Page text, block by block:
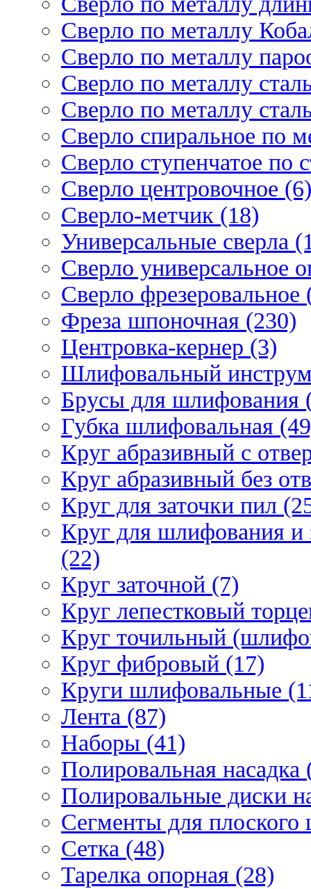
Сверло по металлу
Сверло по металлу
Сверло по металлу
Сверло по металлу
Сверло спиральное по
Сверло ступенчатое по
Сверло центровочное (6)
Сверло-метчик (18)
Универсальные сверла
Сверло универсальное
Сверло фрезеровальное
Фреза шпоночная (230)
Центровка-кернер (3)
Шлифовальный
Брусы для шлифования
Губка шлифовальная
Круг абразивный c
Круг абразивный без
Круг для заточки пил
Круг для шлифования и
(22)
Круг заточной (7)
Круг лепестковый
Круг точильный
Круг фибровый (17)
Круги шлифовальные
Лента (87)
Наборы (41)
Полировальная насадка
Полировальные диски
Сегменты для
Сетка (48)
Тарелка опорная (28)